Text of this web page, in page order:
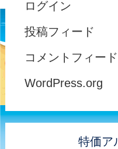
ログイン
投稿フィード
コメントフィード
WordPress.org
特価ア